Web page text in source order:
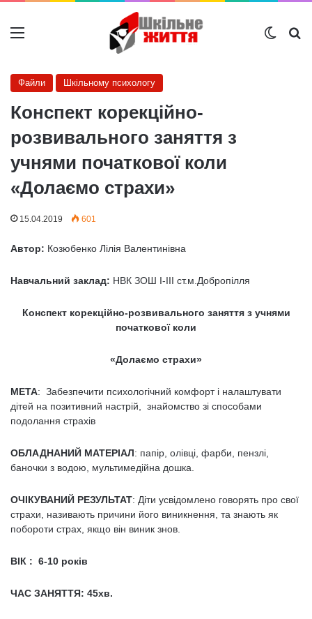
Меню
Файли Шкільному психологу
Конспект корекційно-
розвивального заняття з
учнями початкової коли
«Долаємо страхи»
15.04.2019 601
Автор: Козюбенко Лілія Валентинівна
Навчальний заклад: НВК ЗОШ І-ІІІ ст.м.Добропілля
Конспект корекційно-розвивального заняття з учнями
початкової коли
«Долаємо страхи»
МЕТА: Забезпечити психологічний комфорт і налаштувати
дітей на позитивний настрій, знайомство зі способами
подолання страхів
ОБЛАДНАНИЙ МАТЕРІАЛ: папір, олівці, фарби, пензлі,
баночки з водою, мультимедійна дошка.
ОЧІКУВАНИЙ РЕЗУЛЬТАТ: Діти усвідомлено говорять про свої
страхи, називають причини його виникнення, та знають як
побороти страх, якщо він виник знов.
ВІК : 6-10 років
ЧАС ЗАНЯТТЯ: 45хв.